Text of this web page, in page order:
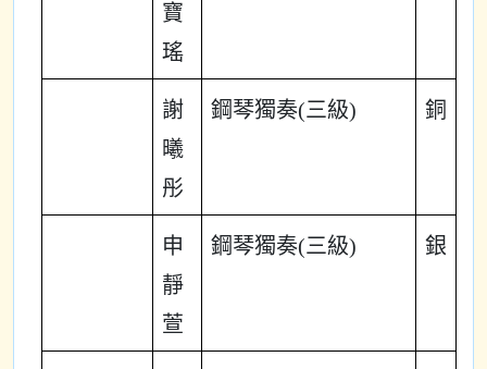
寶
瑤
謝
曦
彤
鋼琴獨奏(三級) 銅
申
靜
萱
鋼琴獨奏(三級) 銀